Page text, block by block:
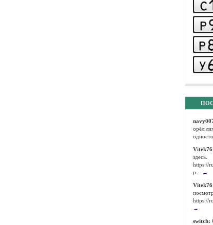
орёл
здесь.
https://
p...
→
https://
→
switch: